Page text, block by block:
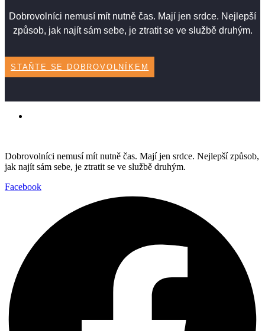
Dobrovolníci nemusí mít nutně čas. Mají jen srdce. Nejlepší
způsob, jak najít sám sebe, je ztratit se ve službě druhým.
STAŇTE SE DOBROVOLNÍKEM
Dobrovolníci nemusí mít nutně čas. Mají jen srdce. Nejlepší způsob,
jak najít sám sebe, je ztratit se ve službě druhým.
Facebook